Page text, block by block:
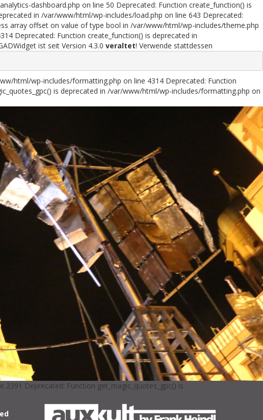
dashboard.php on line 50 Deprecated: Function create_function() is
in /var/www/html/wp-includes/load.php on line 643 Deprecated:
array offset on value of type bool in /var/www/html/wp-includes/theme.php
Deprecated: Function create_function() is deprecated in
ist seit Version 4.3.0 veraltet! Verwende stattdessen
html/wp-includes/formatting.php on line 4314 Deprecated: Function
is deprecated in /var/www/html/wp-includes/formatting.php on
Deprecated: Function get_magic_quotes_gpc() is